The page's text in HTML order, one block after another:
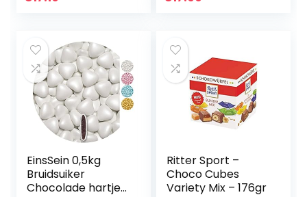
EinsSein 0,5kg
Bruidsuiker
Chocolade hartjes
Ritter Sport –
Choco Cubes
Variety Mix – 176gr